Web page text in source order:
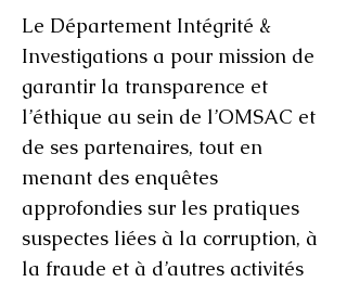
Le Département Intégrité &
Investigations a pour mission de
garantir la transparence et
l’éthique au sein de l’OMSAC et
de ses partenaires, tout en
menant des enquêtes
approfondies sur les pratiques
suspectes liées à la corruption, à
la fraude et à d’autres activités